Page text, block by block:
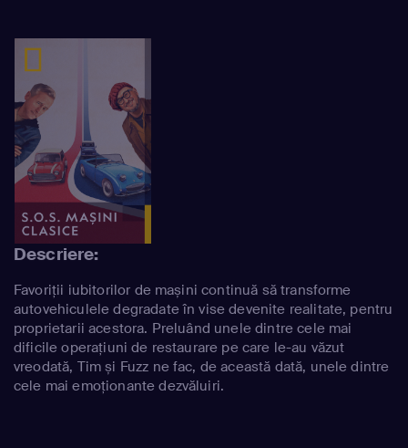
Descriere:
Favoriții iubitorilor de mașini continuă să transforme
autovehiculele degradate în vise devenite realitate, pentru
proprietarii acestora. Preluând unele dintre cele mai
dificile operațiuni de restaurare pe care le-au văzut
vreodată, Tim și Fuzz ne fac, de această dată, unele dintre
cele mai emoționante dezvăluiri.